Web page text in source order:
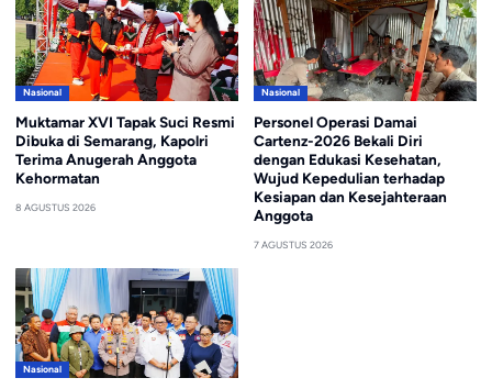
Nasional
Muktamar XVI Tapak Suci Resmi
Dibuka di Semarang, Kapolri
Terima Anugerah Anggota
Kehormatan
8 AGUSTUS 2026
Nasional
Personel Operasi Damai
Cartenz-2026 Bekali Diri
dengan Edukasi Kesehatan,
Wujud Kepedulian terhadap
Kesiapan dan Kesejahteraan
Anggota
7 AGUSTUS 2026
Nasional